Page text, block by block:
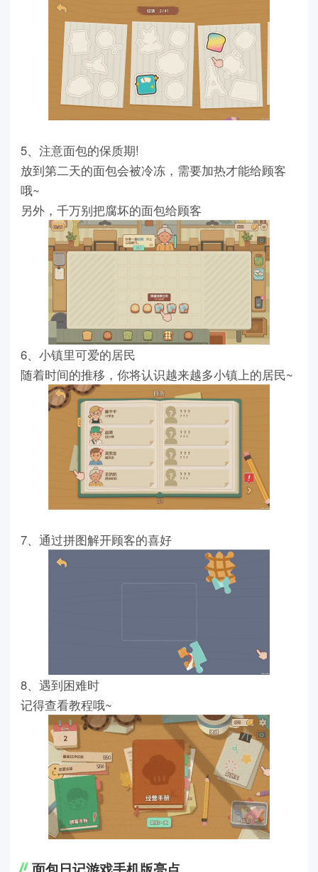
5、注意面包的保质期!
放到第二天的面包会被冷冻，需要加热才能给顾客
哦~
另外，千万别把腐坏的面包给顾客
6、小镇里可爱的居民
随着时间的推移，你将认识越来越多小镇上的居民~
7、通过拼图解开顾客的喜好
8、遇到困难时
记得查看教程哦~